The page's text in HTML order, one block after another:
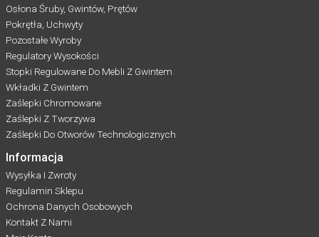
Osłona Śruby, Gwintów, Prętów
Pokrętła, Uchwyty
Pozostałe Wyroby
Regulatory Wysokości
Stopki Regulowane Do Mebli Z Gwintem
Wkładki Z Gwintem
Zaślepki Chromowane
Zaślepki Z Tworzywa
Zaślepki Do Otworów Technologicznych
Informacja
Wysyłka I Zwroty
Regulamin Sklepu
Ochrona Danych Osobowych
Kontakt Z Nami